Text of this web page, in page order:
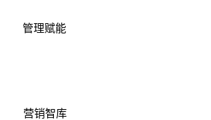
管理赋能
营销智库